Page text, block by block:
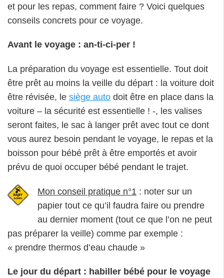
et pour les repas, comment faire ? Voici quelques
conseils concrets pour ce voyage.
Avant le voyage : an-ti-ci-per !
La préparation du voyage est essentielle. Tout doit
être prêt au moins la veille du départ : la voiture doit
être révisée, le siège auto doit être en place dans la
voiture – la sécurité est essentielle ! -, les valises
seront faites, le sac à langer prêt avec tout ce dont
vous aurez besoin pendant le voyage, le repas et la
boisson pour bébé prêt à être emportés et avoir
prévu de quoi occuper bébé pendant le trajet.
Mon conseil pratique n°1 : noter sur un
papier tout ce qu’il faudra faire ou prendre
au dernier moment (tout ce que l’on ne peut
pas préparer la veille) comme par exemple :
« prendre thermos d’eau chaude »
Le jour du départ : habiller bébé pour le voyage